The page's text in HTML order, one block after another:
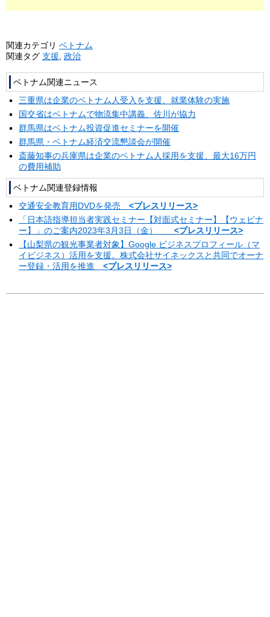
関連カテゴリ ベトナム
関連タグ 支援 政治
ベトナム関連ニュース
三重県は企業のベトナム人受入を支援、就業体験の実施
国交省はベトナムで物流集中講義、佐川が協力
群馬県はベトナム投資促進セミナーを開催
群馬県・ベトナム経済交流懇談会が開催
斎藤知事の兵庫県は企業のベトナム人採用を支援、最大16万円
の費用補助
ベトナム関連登録情報
交通安全教育用DVDを発売 <プレスリリース>
「日本語指導担当者実践セミナー【対面式セミナー】【ウェビナ
ー】」のご案内2023年3月3日（金） <プレスリリース>
【山梨県の観光事業者対象】Google ビジネスプロフィール（マ
イビジネス）活用を支援。株式会社サイネックスと共同でオーナ
ー登録・活用を推進 <プレスリリース>